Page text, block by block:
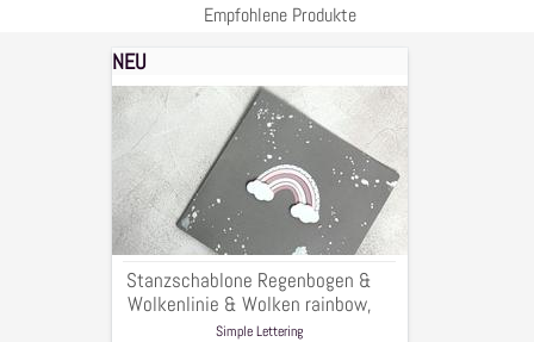
Empfohlene Produkte
Stanzschablone
Regenbogen
Wolkenlinie
&
Wolken
rainbow,
7x3,5
cm,
NEU
Stanzschablone Regenbogen &
Wolkenlinie & Wolken rainbow,
7x3,5 cm, 4-tlg.
Simple Lettering